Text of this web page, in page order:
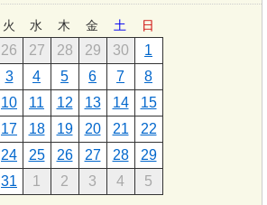
火 水 木 金 土 日
26 27 28 29 30
1
3 4 5 6 7
8
10 11 12 13 14
15
17 18 19 20 21
22
24 25 26 27 28
29
31 1 2 3 4 5